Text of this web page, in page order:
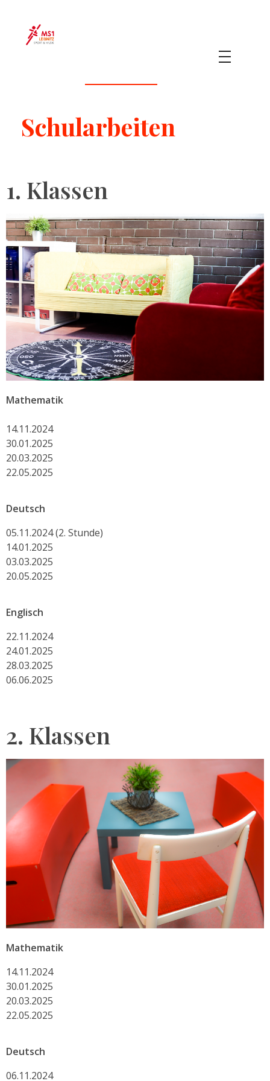
Schularbeiten
1. Klassen
Mathematik
14.11.2024
30.01.2025
20.03.2025
22.05.2025
Deutsch
05.11.2024 (2. Stunde)
14.01.2025
03.03.2025
20.05.2025
Englisch
22.11.2024
24.01.2025
28.03.2025
06.06.2025
2. Klassen
Mathematik
14.11.2024
30.01.2025
20.03.2025
22.05.2025
Deutsch
06.11.2024